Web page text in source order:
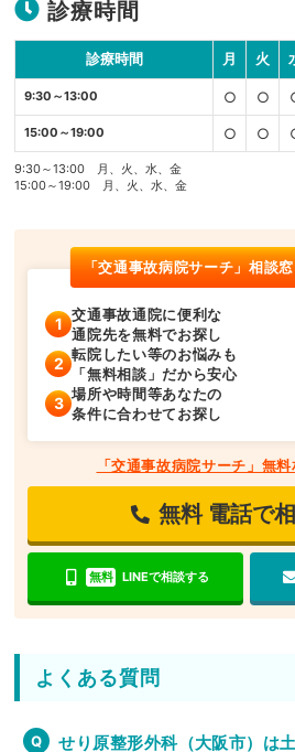
診療時間
診療時間 月 火
9:30～13:00 ○ ○
15:00～19:00 ○ ○
9:30～13:00 月、火、水、金
15:00～19:00 月、火、水、金
「交通事故病院サーチ」相談
交通事故通院に便利な
通院先を無料でお探し
転院したい等のお悩みも
「無料相談」だから安心
場所や時間等あなたの
条件に合わせてお探し
「交通事故病院サーチ」無
無料 電話で
無料 LINEで相談する
よくある質問
せり原整形外科（大阪市）は